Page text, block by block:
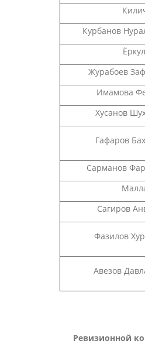
Курбанов
Журабоев
Имамова
Хусанов
Гафаров
Сарманов
Сагиров
Фазилов
Авезов
Ревизионной